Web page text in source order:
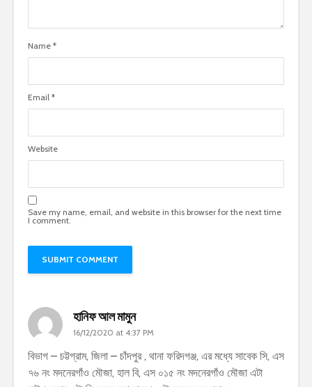
Name *
Email *
Website
Save my name, email, and website in this browser for the next time
I comment.
হানিফ আল মামুন
16/12/2020 at 4:37 PM
বিভাগ – চট্টগ্রাম, জিলা – চাঁদপুর , থানা ফরিদগঞ্জ, এর মধ্যে সাবেক সি, এস
৭৬ নং মদনেরগাঁও মৌজা, হাল বি, এস ০১৫ নং মদনেরগাঁও মৌজা এটা